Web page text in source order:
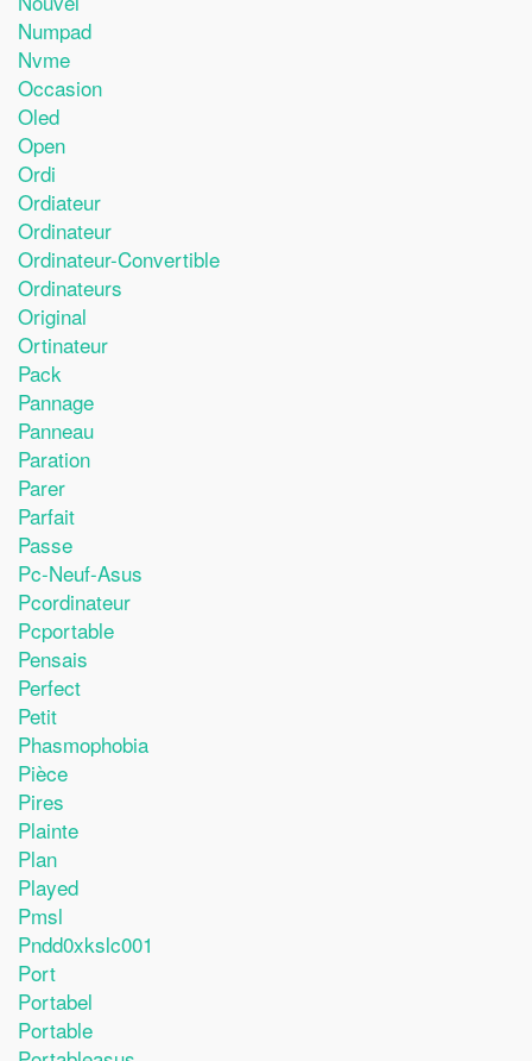
Numpad
Nvme
Occasion
Oled
Open
Ordi
Ordiateur
Ordinateur
Ordinateur-Convertible
Ordinateurs
Original
Ortinateur
Pack
Pannage
Panneau
Paration
Parer
Parfait
Passe
Pc-Neuf-Asus
Pcordinateur
Pcportable
Pensais
Perfect
Petit
Phasmophobia
Pièce
Pires
Plainte
Plan
Played
Pmsl
Pndd0xkslc001
Port
Portabel
Portable